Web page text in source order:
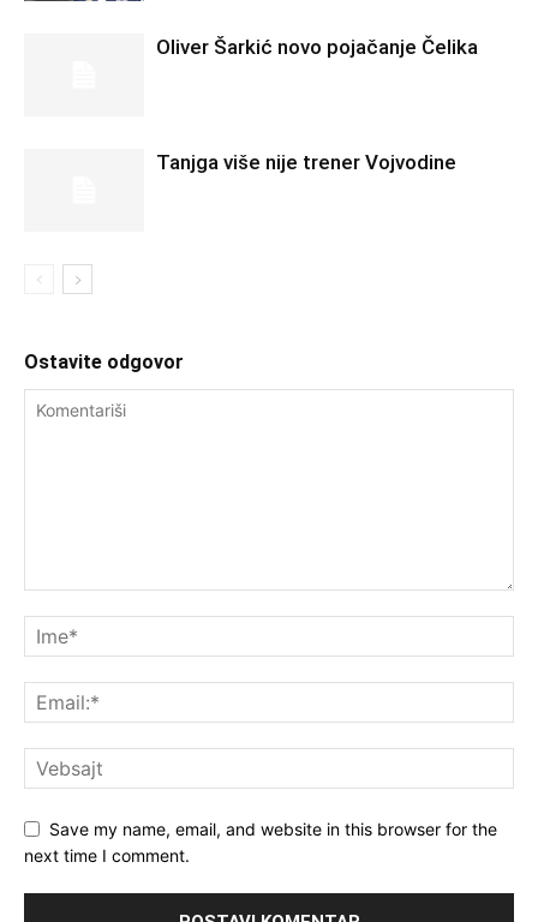
Oliver Šarkić novo pojačanje Čelika
Tanjga više nije trener Vojvodine
Ostavite odgovor
Save my name, email, and website in this browser for the
next time I comment.